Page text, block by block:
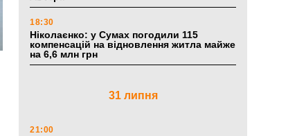
18:30
Ніколаєнко: у Сумах погодили 115
компенсацій на відновлення житла майже
на 6,6 млн грн
31 липня
21:00